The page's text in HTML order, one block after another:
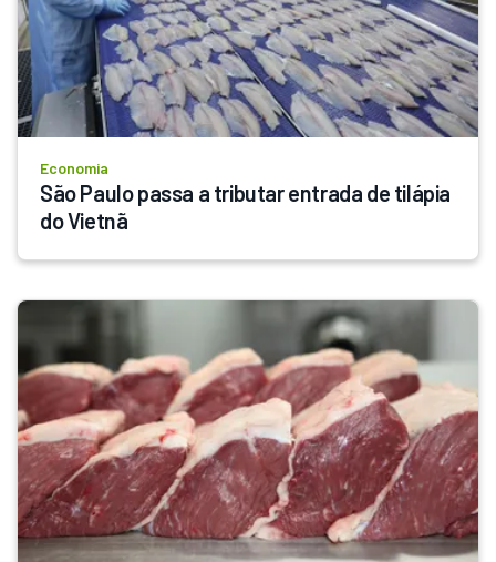
Economia
São Paulo passa a tributar entrada de tilápia
do Vietnã